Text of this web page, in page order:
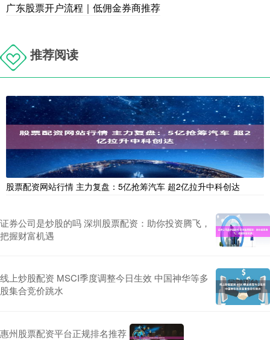
广东股票开户流程｜低佣金券商推荐
推荐阅读
股票配资网站行情 主力复盘：5亿抢筹汽车 超2亿拉升中科创达
证券公司是炒股的吗 深圳股票配资：助你投资腾飞，
把握财富机遇
线上炒股配资 MSCI季度调整今日生效 中国神华等多
股集合竞价跳水
惠州股票配资平台正规排名推荐